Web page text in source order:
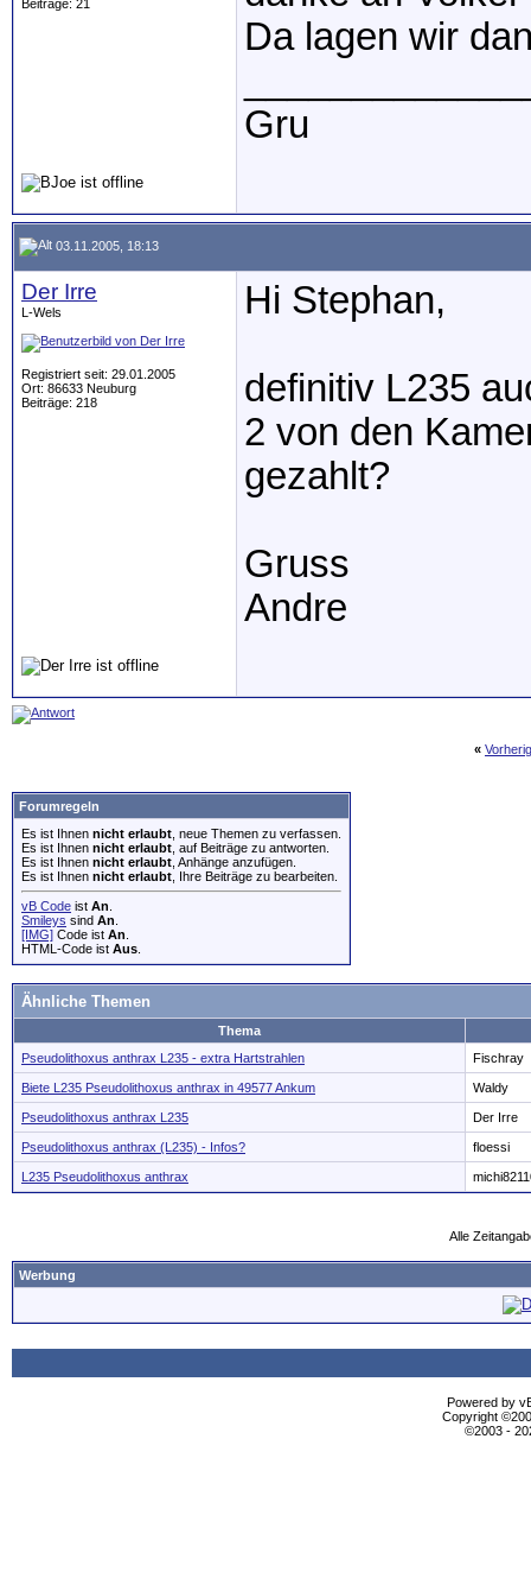
Beiträge: 21
Da lagen wir
Gru
03.11.2005, 18:13
Der Irre
L-Wels
Registriert seit: 29.01.2005
Ort: 86633 Neuburg
Beiträge: 218
Hi Stephan,
definitiv L235
2 von den
gezahlt?
Gruss
Andre
«
Forumregeln
Es ist Ihnen nicht erlaubt , neue Themen zu verfassen.
Es ist Ihnen nicht erlaubt , auf Beiträge zu antworten.
Es ist Ihnen nicht erlaubt , Anhänge anzufügen.
Es ist Ihnen nicht erlaubt , Ihre Beiträge zu bearbeiten.
vB Code ist An
Smileys sind An
[IMG] Code ist An
HTML-Code ist Aus
Ähnliche Themen
Thema
Pseudolithoxus anthrax L235 - extra Hartstrahlen
Fischray
Biete L235 Pseudolithoxus anthrax in 49577 Ankum Waldy
Pseudolithoxus anthrax L235 Der Irre
Pseudolithoxus anthrax (L235) - Infos? floessi
L235 Pseudolithoxus anthrax
Alle
Werbung
Powered by
Copyright
©2003 -